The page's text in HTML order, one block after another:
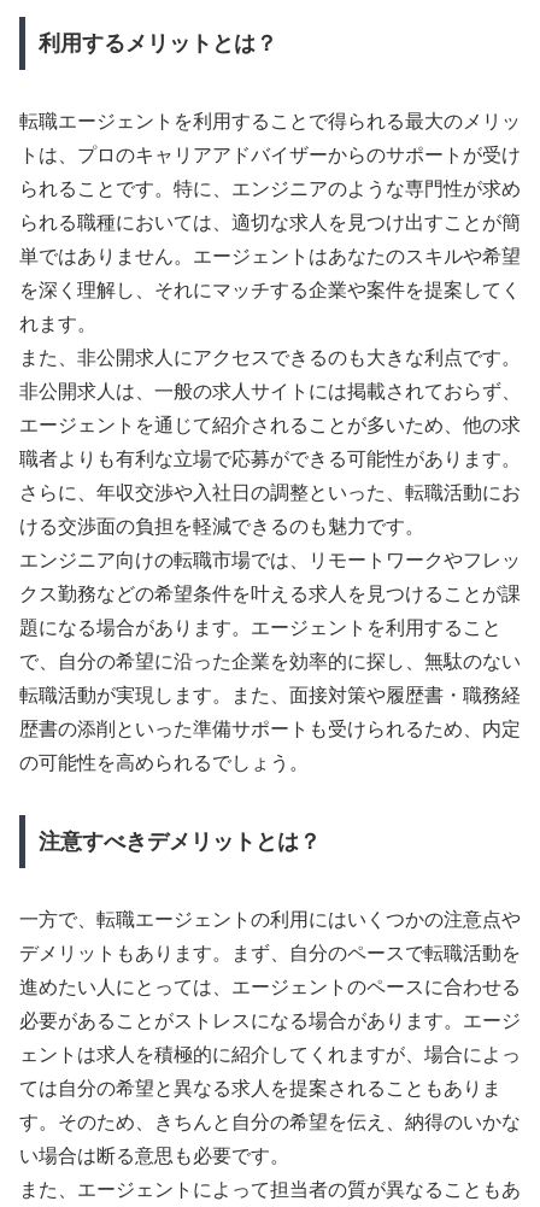
利用するメリットとは？
転職エージェントを利用することで得られる最大のメリッ
トは、プロのキャリアアドバイザーからのサポートが受け
られることです。特に、エンジニアのような専門性が求め
られる職種においては、適切な求人を見つけ出すことが簡
単ではありません。エージェントはあなたのスキルや希望
を深く理解し、それにマッチする企業や案件を提案してく
れます。
また、非公開求人にアクセスできるのも大きな利点です。
非公開求人は、一般の求人サイトには掲載されておらず、
エージェントを通じて紹介されることが多いため、他の求
職者よりも有利な立場で応募ができる可能性があります。
さらに、年収交渉や入社日の調整といった、転職活動にお
ける交渉面の負担を軽減できるのも魅力です。
エンジニア向けの転職市場では、リモートワークやフレッ
クス勤務などの希望条件を叶える求人を見つけることが課
題になる場合があります。エージェントを利用すること
で、自分の希望に沿った企業を効率的に探し、無駄のない
転職活動が実現します。また、面接対策や履歴書・職務経
歴書の添削といった準備サポートも受けられるため、内定
の可能性を高められるでしょう。
注意すべきデメリットとは？
一方で、転職エージェントの利用にはいくつかの注意点や
デメリットもあります。まず、自分のペースで転職活動を
進めたい人にとっては、エージェントのペースに合わせる
必要があることがストレスになる場合があります。エージ
ェントは求人を積極的に紹介してくれますが、場合によっ
ては自分の希望と異なる求人を提案されることもありま
す。そのため、きちんと自分の希望を伝え、納得のいかな
い場合は断る意思も必要です。
また、エージェントによって担当者の質が異なることもあ